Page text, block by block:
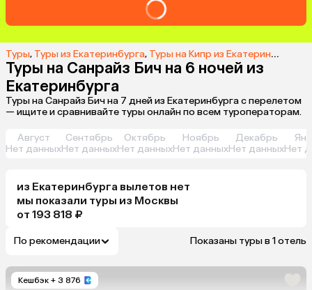
Туры, Туры из Екатеринбурга, Туры на Кипр из Екатеринбурга
Туры на Санрайз Бич на 6 ночей из
Екатеринбурга
Туры на Санрайз Бич на 7 дней из Екатеринбурга с перелетом
— ищите и сравнивайте туры онлайн по всем туроператорам.
Август
Нет данных
Сентябрь
Нет данных
Октябрь
Нет данных
Ноябрь
Нет данных
Декабрь
Нет данныхНет
из Екатеринбурга вылетов нет
мы показали туры из Москвы
от 193 818 ₽
По рекомендации Показаны туры в 1 отель
Кешбэк + 3 876